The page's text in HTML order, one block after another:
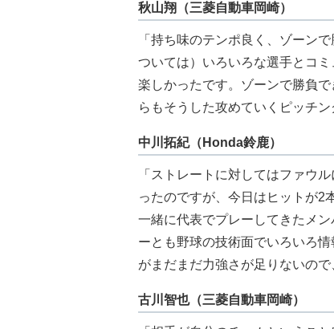
秋山翔（三菱自動車岡崎）
「持ち味のテンポ良く、ゾーン
ついては）いろいろな選手とコ
楽しかったです。ゾーンで勝負
らもそうした攻めていくピッチン
中川拓紀（Honda鈴鹿）
「ストレートに対してはファウ
ったのですが、今日はヒットが2
一緒に代表でプレーしてきたメ
ーとも野球の技術面でいろいろ
がまだまだ力強さが足りないの
古川智也（三菱自動車岡崎）